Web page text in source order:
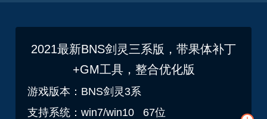
2021最新BNS剑灵三系版，带果体补丁
+GM工具，整合优化版
游戏版本：BNS剑灵3系
支持系统：win7/win10 67位